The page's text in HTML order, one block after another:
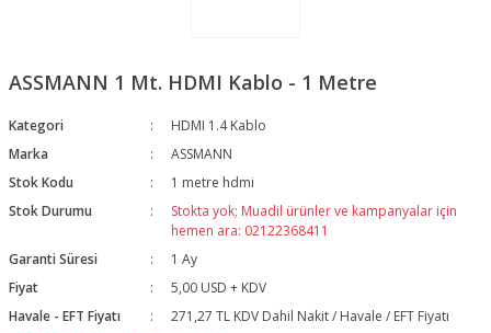
ASSMANN 1 Mt. HDMI Kablo - 1 Metre
Kategori
HDMI 1.4 Kablo
Marka
ASSMANN
Stok Kodu
1 metre hdmi
Stok Durumu
Stokta yok; Muadil ürünler ve kampanyalar için
hemen ara: 02122368411
Garanti Süresi
1 Ay
Fiyat
5,00 USD + KDV
Havale - EFT Fiyatı
271,27 TL KDV Dahil Nakit / Havale / EFT Fiyatı